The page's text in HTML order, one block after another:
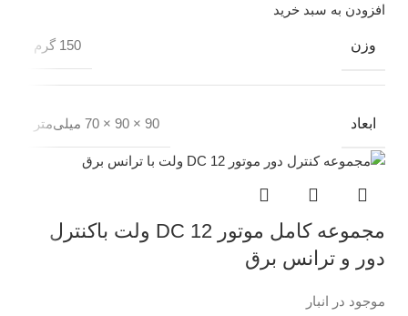
افزودن به سبد خرید
وزن 150 گرم
ابعاد 90 × 90 × 70 میلی‌متر
مجموعه كامل موتور DC 12 ولت باکنترل
دور و ترانس برق
موجود در انبار